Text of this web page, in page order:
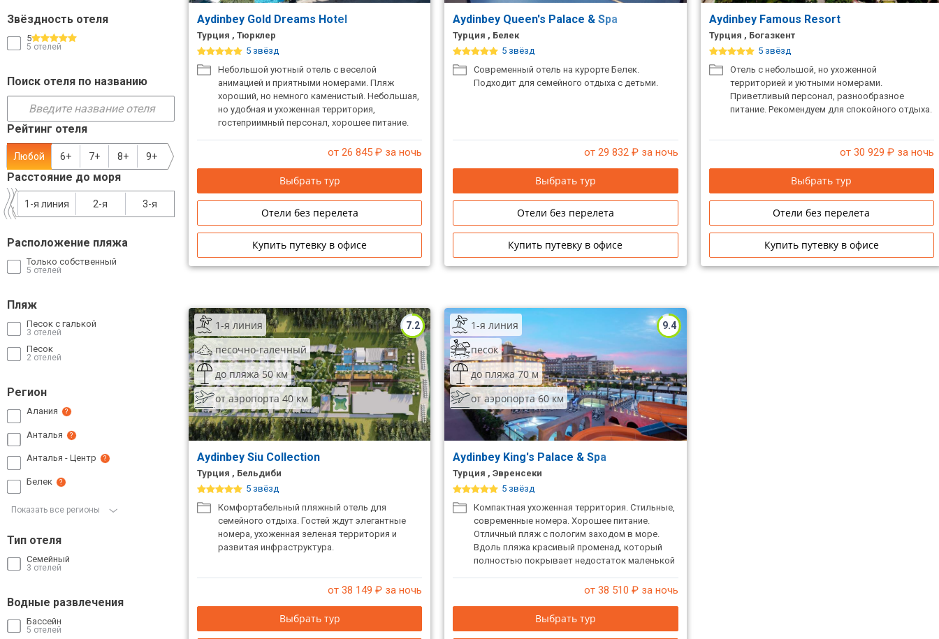
Звёздность отеля
5
5 отелей
Поиск отеля по названию
Рейтинг отеля
Любой 6+ 7+ 8+ 9+
Расстояние до моря
3-я
2-я
1-я линия
Расположение пляжа
Только собственный
5 отелей
Пляж
Песок с галькой
3 отелей
Песок
2 отелей
Регион
Алания ?
Анталья ?
Анталья - Центр ?
Белек ?
Показать все регионы
Тип отеля
Семейный
3 отелей
Водные развлечения
Бассейн
5 отелей
Aydinbey Gold Dreams Hotel
Турция , Тюрклер
5 звёзд
Небольшой уютный отель с веселой
анимацией и приятными номерами. Пляж
хороший, но немного каменистый. Небольшая,
но удобная и ухоженная территория,
гостеприимный персонал, хорошее питание.
от 26 845 ₽ за ночь
Выбрать тур
Отели без перелета
Купить путевку в офисе
Aydinbey Queen's Palace & Spa
Турция , Белек
5 звёзд
Современный отель на курорте Белек.
Подходит для семейного отдыха с детьми.
от 29 832₽ за ночь
Выбрать тур
Отели без перелета
Купить путевку в офисе
Aydinbey Famous Resort
Турция , Богазкент
5 звёзд
Отель с небольшой, но ухоженной
территорией и уютными номерами.
Приветливый персонал, разнообразное
питание. Рекомендуем для спокойного отдыха.
от 30 929 ₽ за ночь
Выбрать тур
Отели без перелета
Купить путевку в офисе
7.2
1-я линия
песочно-галечный
до пляжа 50 км
от аэропорта 40 км
Aydinbey Siu Collection
Турция , Бельдиби
5 звёзд
Комфортабельный пляжный отель для
семейного отдыха. Гостей ждут элегантные
номера, ухоженная зеленая территория и
развитая инфраструктура.
от 38 149 ₽ за ночь
Выбрать тур
9.4
1-я линия
песок
до пляжа 70 м
от аэропорта 60 км
Aydinbey King's Palace & Spa
Турция , Эвренсеки
5 звёзд
Компактная ухоженная территория. Стильные,
современные номера. Хорошее питание.
Отличный пляж с пологим заходом в море.
Вдоль пляжа красивый променад, который
полностью покрывает недостаток маленькой
Подойдет для семейного отдыха.
от 38 510 ₽ за ночь
Выбрать тур
Экскурсионные туры
ТОП 10 недорогих отелей
5*
Лучшие отели 4* звезды
Недорогие отели 4*
звезды
Лучшие отели 3* звезды
Недорогие отели 3*
Сетевые отели Таиланда
Сетевые отели Шри Ланки
Сетевые отели Вьетнама
Сетевые отели Маврикия